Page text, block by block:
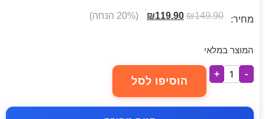
מחיר: ₪149.90
₪119.90 (20% הנחה)
המוצר במלאי
-
+
הוסיפו לסל